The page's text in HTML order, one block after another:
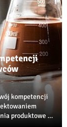
kompetencji
produktowe i